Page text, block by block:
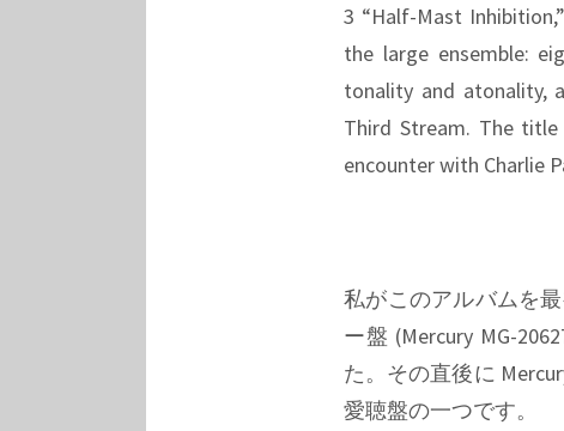
3 “Half-Mast
the large ensemble:
tonality and atonality,
Third Stream. The
encounter with Charlie
私がこのアルバムを
ー盤 (Mercury MG-
た。その直後に
愛聴盤の一つです。